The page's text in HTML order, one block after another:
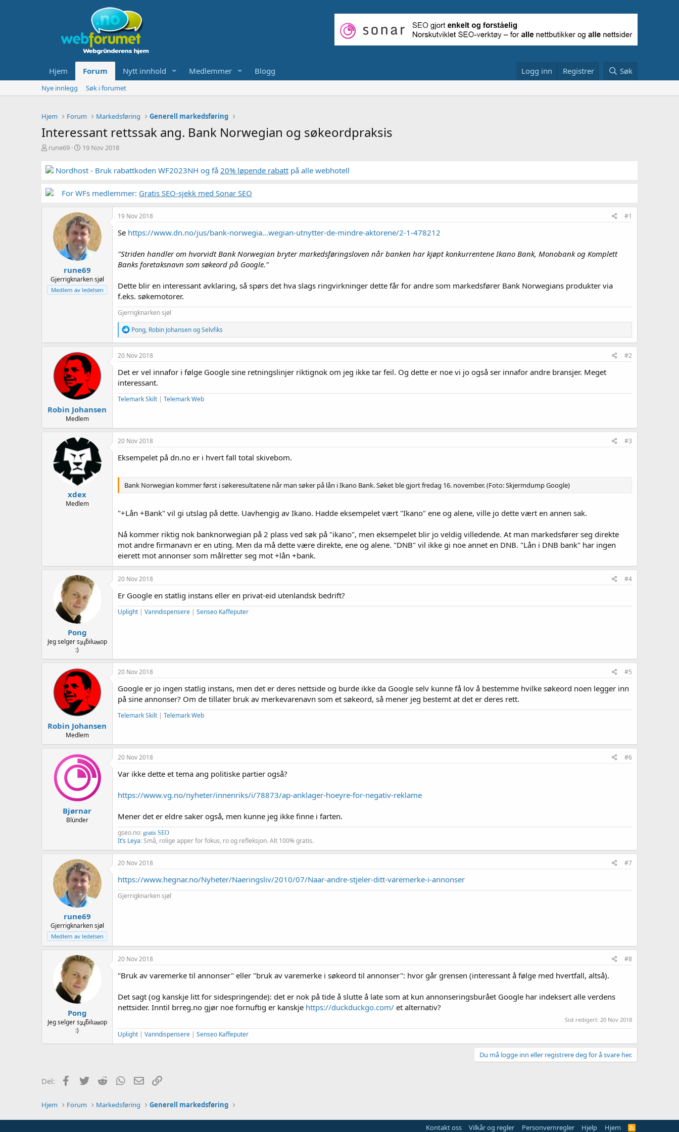
Hjem Forum Nytt innhold Medlemmer Blogg Logg inn Registrer Søk
Nye innlegg Søk i forumet
Hjem Forum Markedsføring Generell markedsføring
Interessant rettssak ang. Bank Norwegian og søkeordpraksis
T
å
d
t
rune69
S
r
d
t
o
19 Nov 2018
Nordhost - Bruk rabattkoden WF2023NH og få 20% løpende rabatt på alle webhotell
For WFs medlemmer: Gratis SEO-sjekk med Sonar SEO
rune69
Gjerrigknarken sjøl
Medlem av ledelsen
19 Nov 2018 #1
Se https://www.dn.no/jus/bank-norwegia...wegian-utnytter-de-mindre-aktorene/2-1-478212
"Striden handler om hvorvidt Bank Norwegian bryter markedsføringsloven når banken har kjøpt konkurrentene Ikano Bank, Monobank og Komplett
Banks foretaksnavn som søkeord på Google."
Dette blir en interessant avklaring, så spørs det hva slags ringvirkninger dette får for andre som markedsfører Bank Norwegians produkter via
f.eks. søkemotorer.
Gjerrigknarken sjøl
R
e
a
k
o
n
e
r
Pong, Robin JohansenogSelvfiks
Robin Johansen
Medlem
20 Nov 2018 #2
Det er vel innafor i følge Google sine retningslinjer riktignok om jeg ikke tar feil. Og dette er noe vi jo også ser innafor andre bransjer. Meget
interessant.
Telemark Skilt | Telemark Web
xdex
Medlem
20 Nov 2018 #3
Eksempelet på dn.no er i hvert fall total skivebom.
Bank Norwegian kommer først i søkeresultatene når man søker på lån i Ikano Bank. Søket ble gjort fredag 16. november. (Foto: Skjermdump Google)
"+Lån +Bank" vil gi utslag på dette. Uavhengig av Ikano. Hadde eksempelet vært "Ikano" ene og alene, ville jo dette vært en annen sak.
Nå kommer riktig nok banknorwegian på 2 plass ved søk på "ikano", men eksempelet blir jo veldig villedende. At man markedsfører seg direkte
mot andre firmanavn er en uting. Men da må dette være direkte, ene og alene. "DNB" vil ikke gi noe annet en DNB. "Lån i DNB bank" har ingen
eierett mot annonser som målretter seg mot +lån +bank.
Pong
Jeg selger sʇɥƃıluʍop
:)
20 Nov 2018 #4
Er Google en statlig instans eller en privat-eid utenlandsk bedrift?
Uplight | Vanndispensere | Senseo Kaffeputer
Robin Johansen
Medlem
20 Nov 2018 #5
Google er jo ingen statlig instans, men det er deres nettside og burde ikke da Google selv kunne få lov å bestemme hvilke søkeord noen legger inn
på sine annonser? Om de tillater bruk av merkevarenavn som et søkeord, så mener jeg bestemt at det er deres rett.
Telemark Skilt | Telemark Web
Bjørnar
Blünder
20 Nov 2018 #6
Var ikke dette et tema ang politiske partier også?
https://www.vg.no/nyheter/innenriks/i/78873/ap-anklager-hoeyre-for-negativ-reklame
Mener det er eldre saker også, men kunne jeg ikke finne i farten.
gseo.no: gratis SEO
It’s Leya: Små, rolige apper for fokus, ro og refleksjon. Alt 100% gratis.
rune69
Gjerrigknarken sjøl
Medlem av ledelsen
20 Nov 2018 #7
https://www.hegnar.no/Nyheter/Naeringsliv/2010/07/Naar-andre-stjeler-ditt-varemerke-i-annonser
Gjerrigknarken sjøl
Pong
Jeg selger sʇɥƃıluʍop
:)
20 Nov 2018 #8
"Bruk av varemerke til annonser" eller "bruk av varemerke i søkeord til annonser": hvor går grensen (interessant å følge med hvertfall, altså).
Det sagt (og kanskje litt for sidespringende): det er nok på tide å slutte å late som at kun annonseringsburået Google har indeksert alle verdens
nettsider. Inntil brreg.no gjør noe fornuftig er kanskje https://duckduckgo.com/ et alternativ?
Sist redigert: 20 Nov 2018
Uplight | Vanndispensere | Senseo Kaffeputer
Du må logge inn eller registrere deg for å svare her.
Del: Facebook
Twitter Reddit WhatsApp
E-post
Hjem Forum Markedsføring Generell markedsføring
Kontakt oss Vilkår og regler Personvernregler Hjelp Hjem
R